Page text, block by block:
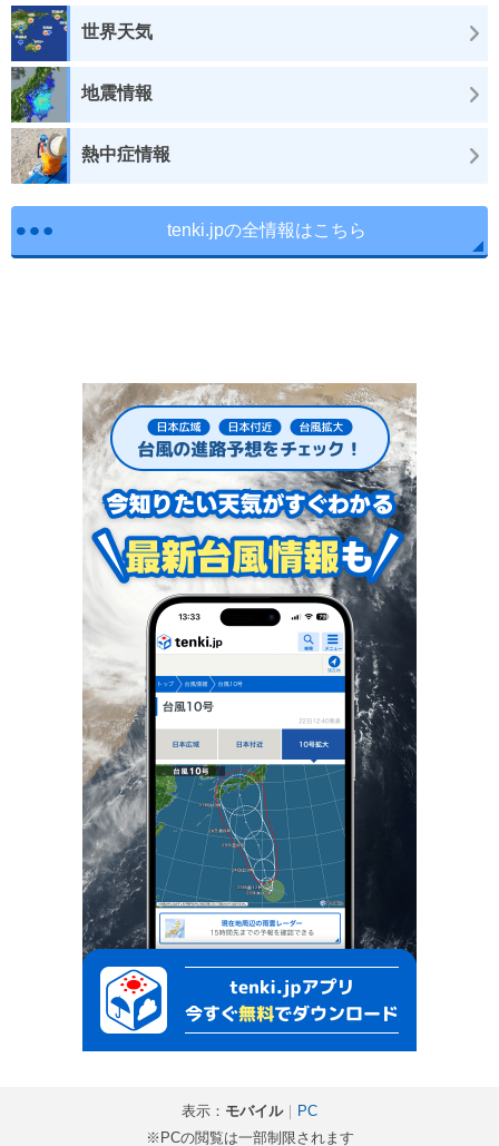
世界天気
地震情報
熱中症情報
tenki.jpの全情報はこちら
表示： モバイル｜
PC
※PCの閲覧は一部制限されます